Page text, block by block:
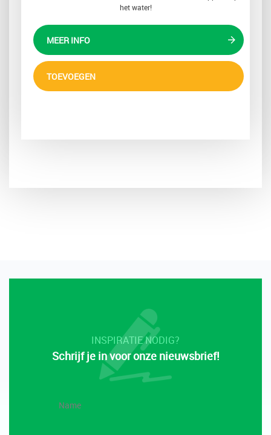
het water!
MEER INFO
TOEVOEGEN
INSPIRATIE NODIG?
Schrijf je in voor onze nieuwsbrief!